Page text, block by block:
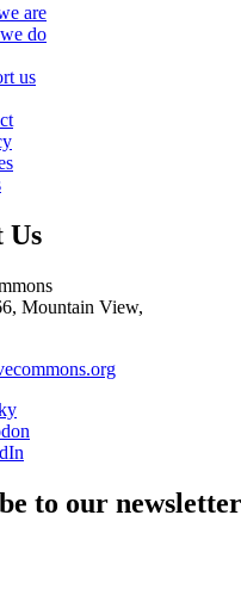
are
do
us
Us
Mountain View,
to our newsletter